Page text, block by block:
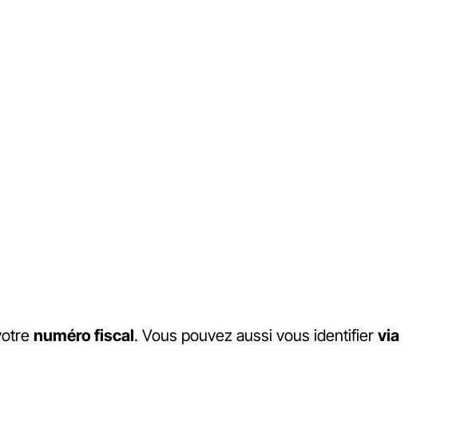
numéro fiscal. Vous pouvez aussi vous identifier via